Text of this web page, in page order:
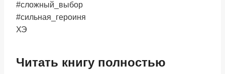
#сложный_выбор
#сильная_героиня
ХЭ
Читать книгу полностью